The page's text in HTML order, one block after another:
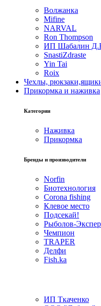
Волжанка
Mifine
NARVAL
Ron Thompson
ИП Шабалин
SnastiZdraste
Yin Tai
Roix
Чехлы,
Прикормка и наживка
Категории
Наживка
Прикормка
Бренды и производители
Norfin
Биотехнология
Corona fishing
Клевое место
Подсекай!
Рыболов-
Чемпион
TRAPER
Делфи
Fish.ka
ИП Ткаченко